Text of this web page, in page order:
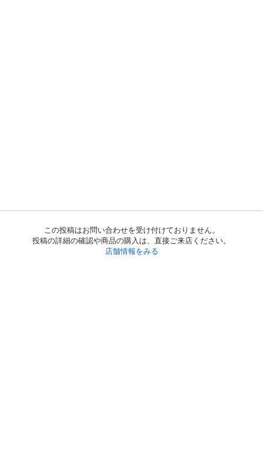
この投稿はお問い合わせを受け付けておりません。
投稿の詳細の確認や商品の購入は、直接ご来店ください。
店舗情報をみる